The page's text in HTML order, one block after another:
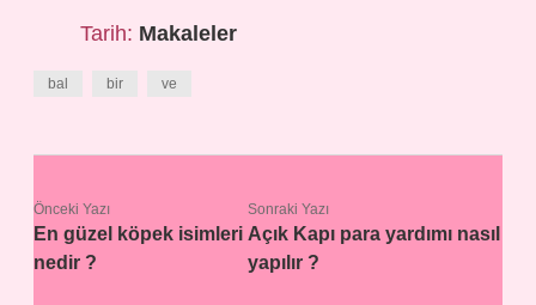
Tarih: Makaleler
bal bir ve
Önceki Yazı
En güzel köpek isimleri
nedir ?
Sonraki Yazı
Açık Kapı para yardımı nasıl
yapılır ?